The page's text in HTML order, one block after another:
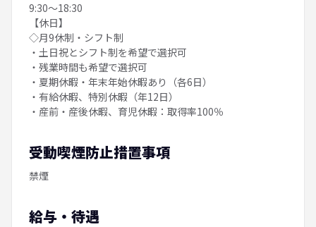
9:30～18:30
【休日】
◇月9休制・シフト制
・土日祝とシフト制を希望で選択可
・残業時間も希望で選択可
・夏期休暇・年末年始休暇あり（各6日）
・有給休暇、特別休暇（年12日）
・産前・産後休暇、育児休暇：取得率100％
受動喫煙防止措置事項
禁煙
給与・待遇